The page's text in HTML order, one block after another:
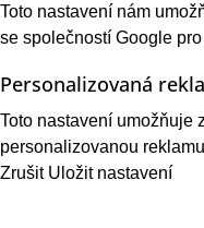
Toto nastavení nám
se společností Google
Personalizovaná
Toto nastavení umožňuje
personalizovanou
Zrušit Uložit nastavení